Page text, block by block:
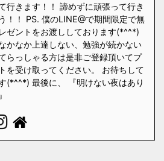
行きます！！ 諦めずに頑張って行き
！！ PS. 僕のLINE@で期間限定で無
ゼントをお渡ししております(*^^*)
かなか上達しない、勉強が続かない
らっしゃる方は是非ご登録頂いてプ
を受け取ってください。 お待ちして
(*^^*) 最後に、 『明けない夜はあり